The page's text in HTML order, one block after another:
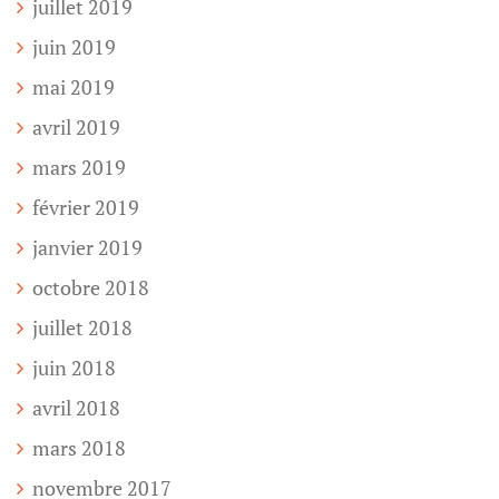
juillet 2019
juin 2019
mai 2019
avril 2019
mars 2019
février 2019
janvier 2019
octobre 2018
juillet 2018
juin 2018
avril 2018
mars 2018
novembre 2017